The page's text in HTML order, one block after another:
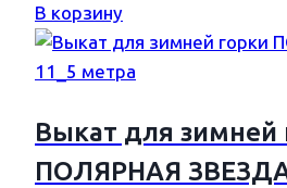
В корзину
Выкат для зимней
ПОЛЯРНАЯ